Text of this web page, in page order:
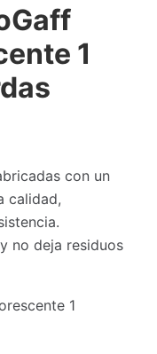
1
con un
calidad,
no deja residuos
1